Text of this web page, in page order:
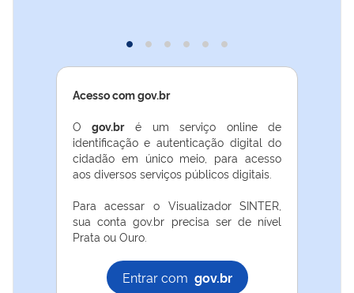
imagem
0
imagem
1
imagem
2
imagem
3
imagem
4
imagem
5
Acesso com gov.br
Ogov.bré um serviço online de
identificação e autenticação digital do
cidadão em único meio, para acesso
aos diversos serviços públicos digitais.
Para acessar o Visualizador SINTER,
sua conta gov.br precisa ser de nível
Prata ou Ouro.
Entrar com gov.br